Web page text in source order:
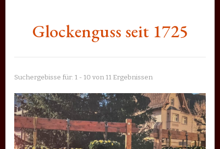
Glockenguss seit 1725
Suchergebisse für: 1 - 10 von 11 Ergebnissen